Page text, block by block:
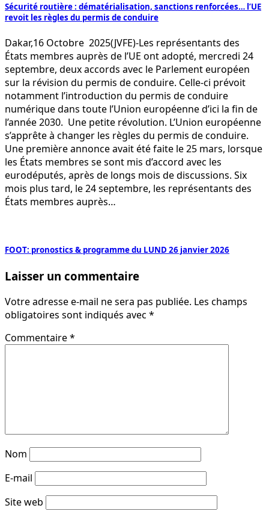
Sécurité routière : dématérialisation, sanctions renforcées… l’UE
revoit les règles du permis de conduire
Dakar,16 Octobre 2025(JVFE)-Les représentants des
États membres auprès de l’UE ont adopté, mercredi 24
septembre, deux accords avec le Parlement européen
sur la révision du permis de conduire. Celle-ci prévoit
notamment l’introduction du permis de conduire
numérique dans toute l’Union européenne d’ici la fin de
l’année 2030. Une petite révolution. L’Union européenne
s’apprête à changer les règles du permis de conduire.
Une première annonce avait été faite le 25 mars, lorsque
les États membres se sont mis d’accord avec les
eurodéputés, après de longs mois de discussions. Six
mois plus tard, le 24 septembre, les représentants des
États membres auprès…
FOOT: pronostics & programme du LUND 26 janvier 2026
Laisser un commentaire
Votre adresse e-mail ne sera pas publiée. Les champs
obligatoires sont indiqués avec *
Commentaire*
Nom
E-mail
Site web